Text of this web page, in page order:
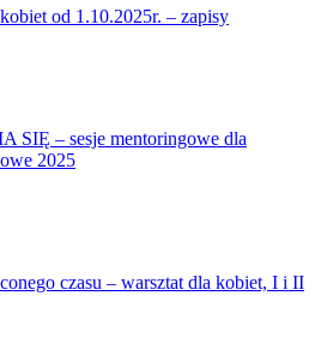
od 1.10.2025r. – zapisy
SIĘ – sesje mentoringowe dla
2025
czasu – warsztat dla kobiet, I i II